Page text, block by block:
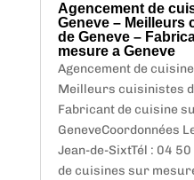
Agencement de
Geneve – Meilleurs
de Geneve –
mesure a Geneve
Agencement de
Meilleurs cuisinistes
Fabricant de cuisine
GeneveCoordonnées
Jean-de-SixtTél : 04
de cuisines sur